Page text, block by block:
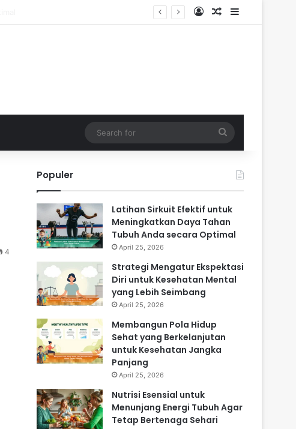
Log InRandom Article
Sidebar
for
4
Populer
Latihan Sirkuit Efektif untuk
Meningkatkan Daya Tahan
Tubuh Anda secara Optimal
April 25, 2026
Strategi Mengatur Ekspektasi
Diri untuk Kesehatan Mental
yang Lebih Seimbang
April 25, 2026
Membangun Pola Hidup
Sehat yang Berkelanjutan
untuk Kesehatan Jangka
Panjang
April 25, 2026
Nutrisi Esensial untuk
Menunjang Energi Tubuh Agar
Tetap Bertenaga Sehari